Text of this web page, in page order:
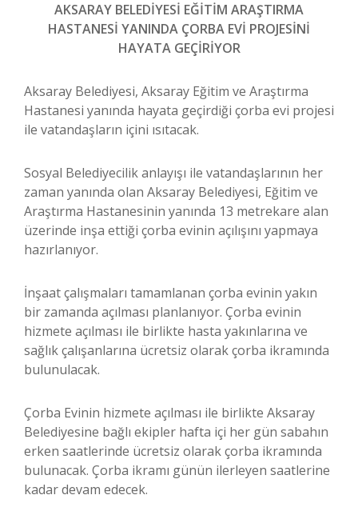
AKSARAY BELEDİYESİ EĞİTİM ARAŞTIRMA
HASTANESİ YANINDA ÇORBA EVİ PROJESİNİ
HAYATA GEÇİRİYOR
Aksaray Belediyesi, Aksaray Eğitim ve Araştırma
Hastanesi yanında hayata geçirdiği çorba evi projesi
ile vatandaşların içini ısıtacak.
Sosyal Belediyecilik anlayışı ile vatandaşlarının her
zaman yanında olan Aksaray Belediyesi, Eğitim ve
Araştırma Hastanesinin yanında 13 metrekare alan
üzerinde inşa ettiği çorba evinin açılışını yapmaya
hazırlanıyor.
İnşaat çalışmaları tamamlanan çorba evinin yakın
bir zamanda açılması planlanıyor. Çorba evinin
hizmete açılması ile birlikte hasta yakınlarına ve
sağlık çalışanlarına ücretsiz olarak çorba ikramında
bulunulacak.
Çorba Evinin hizmete açılması ile birlikte Aksaray
Belediyesine bağlı ekipler hafta içi her gün sabahın
erken saatlerinde ücretsiz olarak çorba ikramında
bulunacak. Çorba ikramı günün ilerleyen saatlerine
kadar devam edecek.